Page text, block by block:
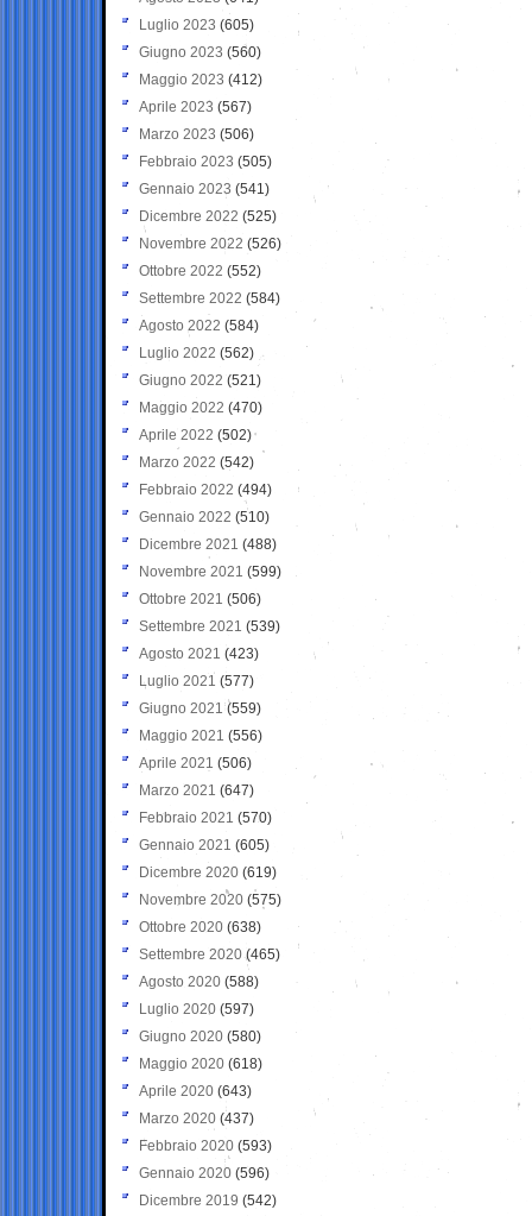
Luglio 2023 (605)
Giugno 2023 (560)
Maggio 2023 (412)
Aprile 2023 (567)
Marzo 2023 (506)
Febbraio 2023 (505)
Gennaio 2023 (541)
Dicembre 2022 (525)
Novembre 2022 (526)
Ottobre 2022 (552)
Settembre 2022 (584)
Agosto 2022 (584)
Luglio 2022 (562)
Giugno 2022 (521)
Maggio 2022 (470)
Aprile 2022 (502)
Marzo 2022 (542)
Febbraio 2022 (494)
Gennaio 2022 (510)
Dicembre 2021 (488)
Novembre 2021 (599)
Ottobre 2021 (506)
Settembre 2021 (539)
Agosto 2021 (423)
Luglio 2021 (577)
Giugno 2021(559)
Maggio 2021 (556)
Aprile 2021 (506)
Marzo 2021 (647)
Febbraio 2021 (570)
Gennaio 2021 (605)
Dicembre 2020 (619)
Novembre 2020 (575)
Ottobre 2020 (638)
Settembre 2020(465)
Agosto 2020 (588)
Luglio 2020 (597)
Giugno 2020 (580)
Maggio 2020 (618)
Aprile 2020 (643)
Marzo 2020 (437)
Febbraio 2020 (593)
Gennaio 2020 (596)
Dicembre 2019 (542)